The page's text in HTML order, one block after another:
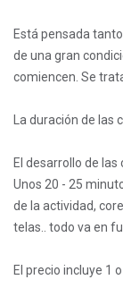
Está pensada
de una gran
comiencen. Se
La duración de las
El desarrollo de
Unos 20 - 25
de la actividad,
telas.. todo va en
El precio incluye 1